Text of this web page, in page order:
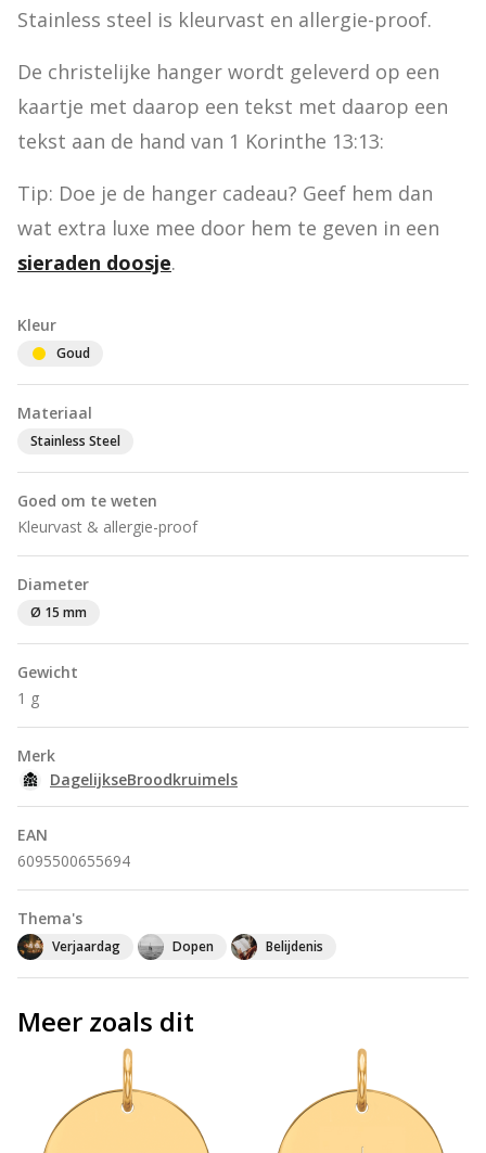
Stainless steel is kleurvast en allergie-proof.
De christelijke hanger wordt geleverd op een
kaartje met daarop een tekst met daarop een
tekst aan de hand van 1 Korinthe 13:13:
Tip: Doe je de hanger cadeau? Geef hem dan
sieraden doosje.
Kleur
Goud
Materiaal
Stainless Steel
Goed om te weten
Kleurvast & allergie-proof
Diameter
Ø 15 mm
Gewicht
1 g
Merk
DagelijkseBroodkruimels
EAN
6095500655694
Thema's
Verjaardag Dopen Belijdenis
Meer zoals dit